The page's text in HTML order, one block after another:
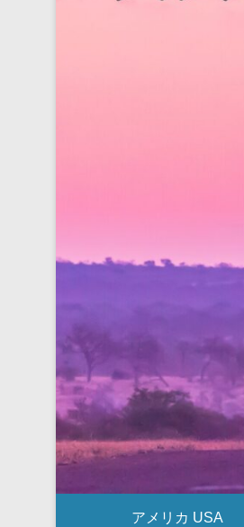
アメリカ USA